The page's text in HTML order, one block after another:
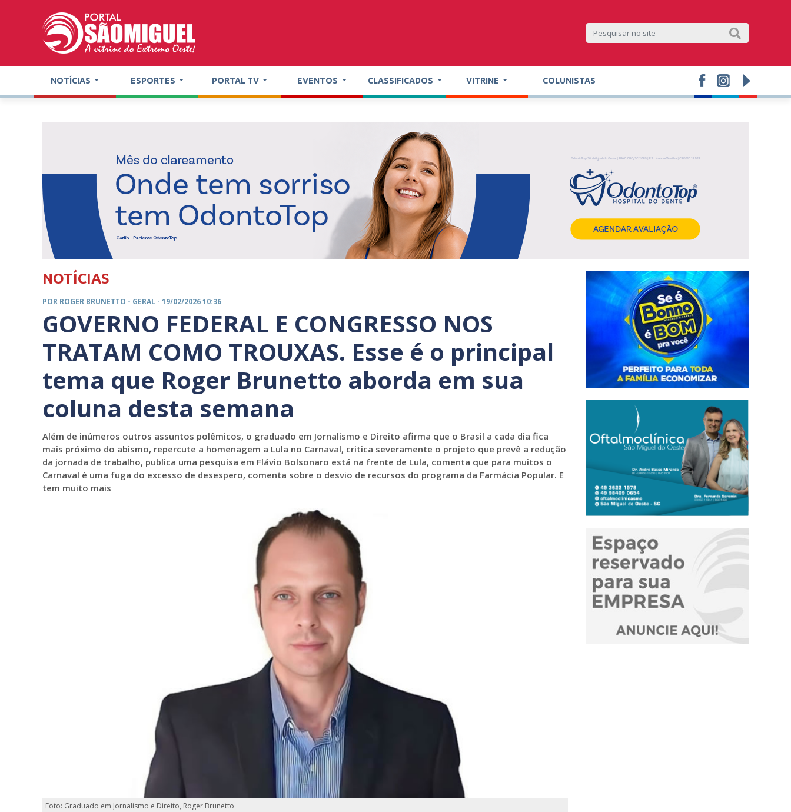
NOTÍCIAS ESPORTES PORTAL TV EVENTOS CLASSIFICADOS VITRINE COLUNISTAS
NOTÍCIAS
POR ROGER BRUNETTO - GERAL - 19/02/2026 10:36
GOVERNO FEDERAL E CONGRESSO NOS
TRATAM COMO TROUXAS. Esse é o principal
tema que Roger Brunetto aborda em sua
coluna desta semana
Além de inúmeros outros assuntos polêmicos, o graduado em Jornalismo e Direito afirma que o Brasil a cada dia fica
mais próximo do abismo, repercute a homenagem a Lula no Carnaval, critica severamente o projeto que prevê a redução
da jornada de trabalho, publica uma pesquisa em Flávio Bolsonaro está na frente de Lula, comenta que para muitos o
Carnaval é uma fuga do excesso de desespero, comenta sobre o desvio de recursos do programa da Farmácia Popular. E
tem muito mais
Foto: Graduado em Jornalismo e Direito, Roger Brunetto